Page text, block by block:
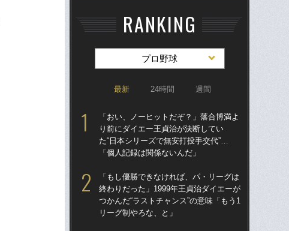
RANKING
プロ野球
最新 24時間 週間
「おい、ノーヒットだぞ？」落合博満よ
り前にダイエー王貞治が決断してい
た“日本シリーズで無安打投手交代”…
「個人記録は関係ないんだ」
「もし優勝できなければ、パ・リーグは
終わりだった」1999年王貞治ダイエーが
つかんだ“ラストチャンス”の意味「もう1
リーグ制やろな、と」